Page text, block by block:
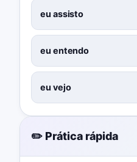
eu assisto
eu entendo
eu vejo
✏️ Prática rápida